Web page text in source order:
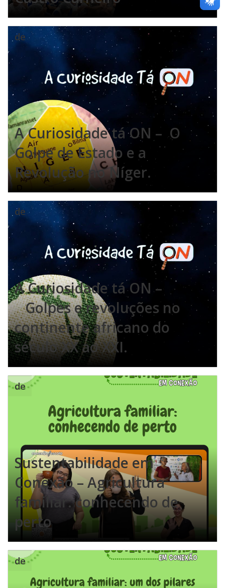
A Curiosidade tá ON – O
Golpe de Estado e a
Revolução no Níger.
de
A Curiosidade tá ON –
Golpes e revoluções no
continente africano do
século XX ao XXI.
de
Sustentabilidade em
Conexão – Agricultura
familiar: conhecendo de
perto
de
de